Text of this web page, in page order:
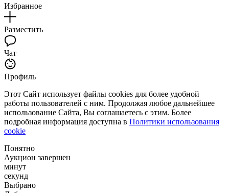
Избранное
Разместить
Чат
Профиль
Этот Сайт использует файлы cookies для более удобной
работы пользователей с ним. Продолжая любое дальнейшее
использование Сайта, Вы соглашаетесь с этим. Более
подробная информация доступна в Политики использования
cookie
Понятно
Аукцион завершен
минут
секунд
Выбрано